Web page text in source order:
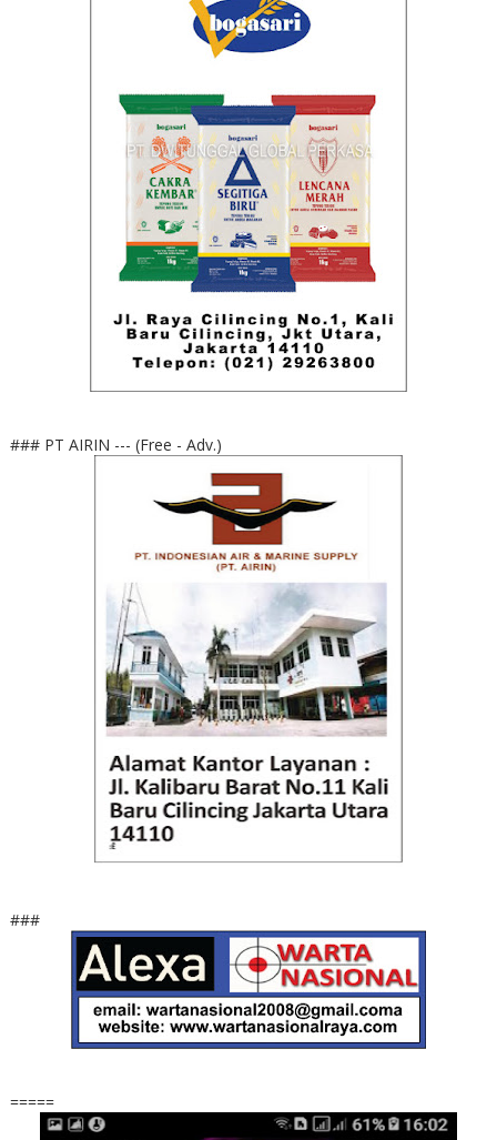
### PT AIRIN --- (Free - Adv.)
###
=====